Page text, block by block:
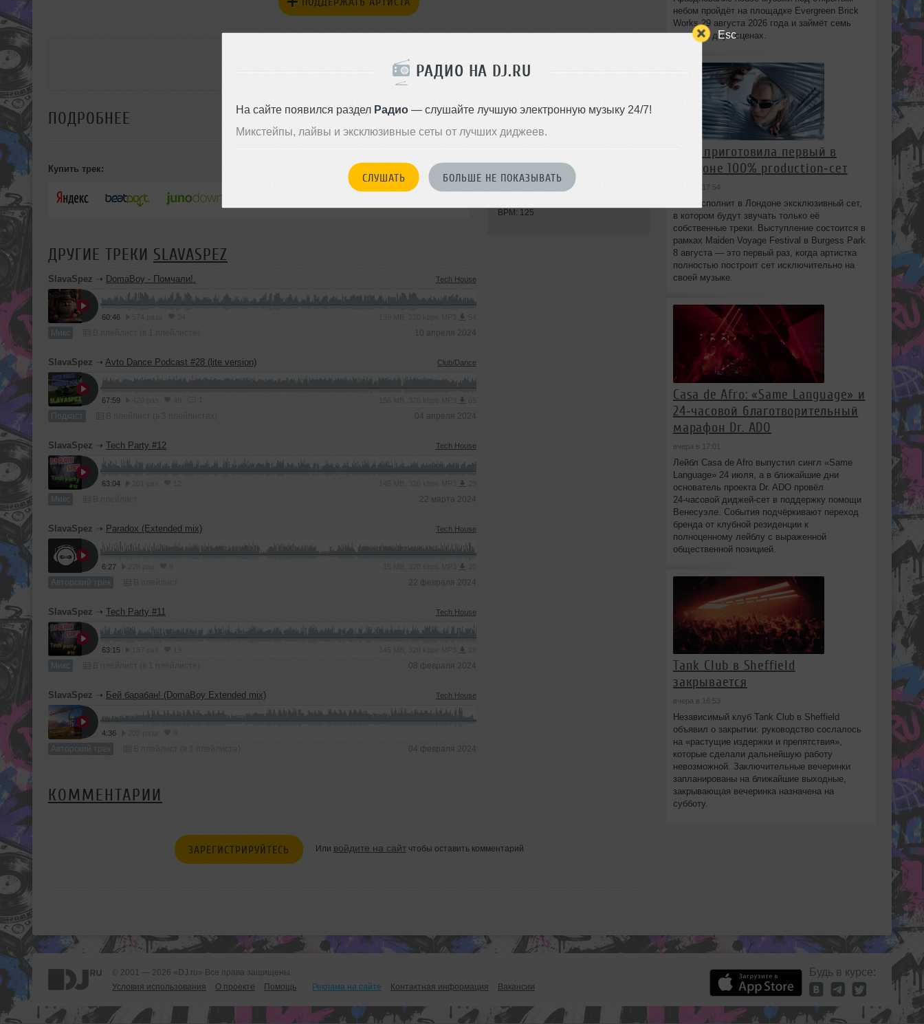
Esc
РАДИО НА DJ.RU
На сайте появился раздел Радио— слушайте лучшую электронную музыку 24/7!
Микстейпы, лайвы и эксклюзивные сеты от лучших диджеев.
СЛУШАТЬ БОЛЬШЕ НЕ ПОКАЗЫВАТЬ
РАССКАЖИ ДРУЗЬЯМ
ПОДРОБНЕЕ
Купить трек:
ДРУГИЕ ТРЕКИ SLAVASPEZ
SlavaSpez ➝ DomaBoy - Помчали!. Tech House
60:46
Микс 10 апреля 2024
SlavaSpez ➝ Avto Dance Podcast #28 (lite version) Club/Dance
67:59
Подкаст 04 апреля 2024
SlavaSpez ➝ Tech Party #12 Tech House
63:04
Микс 22 марта 2024
SlavaSpez ➝ Paradox (Extended mix) Tech House
6:27
Авторский трек 22 февраля 2024
SlavaSpez ➝ Tech Party #11 Tech House
63:15
Микс 08 февраля 2024
SlavaSpez ➝ Бей барабан! (DomaBoy Extended mix) Tech House
4:36
Авторский трек 04 февраля 2024
Стиль: Tech House
Записан: 03 июля 2023
BPM: 125
КОММЕНТАРИИ
ЗАРЕГИСТРИРУЙТЕСЬ Или войдите на сайтчтобы оставить комментарий
небом пройдёт на площадке Evergreen Brick
Works 29 августа 2026 года и займёт семь
часов на двух сценах.
HAAi приготовила первый в
Лондоне 100% production‑сет
вчера в 17:54
HAAi исполнит в Лондоне эксклюзивный сет,
в котором будут звучать только её
собственные треки. Выступление состоится в
рамках Maiden Voyage Festival в Burgess Park
8 августа — это первый раз, когда артистка
полностью построит сет исключительно на
своей музыке.
Casa de Afro: «Same Language» и
24‑часовой благотворительный
марафон Dr. ADO
вчера в 17:01
Лейбл Casa de Afro выпустил сингл «Same
Language» 24 июля, а в ближайшие дни
основатель проекта Dr. ADO провёл
24‑часовой диджей‑сет в поддержку помощи
Венесуэле. События подчёркивают переход
бренда от клубной резиденции к
полноценному лейблу с выраженной
общественной позицией.
Tank Club в Sheffield
закрывается
вчера в 16:53
Независимый клуб Tank Club в Sheffield
объявил о закрытии: руководство сослалось
на «растущие издержки и препятствия»,
которые сделали дальнейшую работу
невозможной. Заключительные вечеринки
запланированы на ближайшие выходные,
закрывающая вечеринка назначена на
субботу.
© 2001 — 2026 «DJ.ru» Все права защищены.
Условия использования
О проекте Помощь Реклама на сайте Контактная информация Вакансии
Будь в курсе: